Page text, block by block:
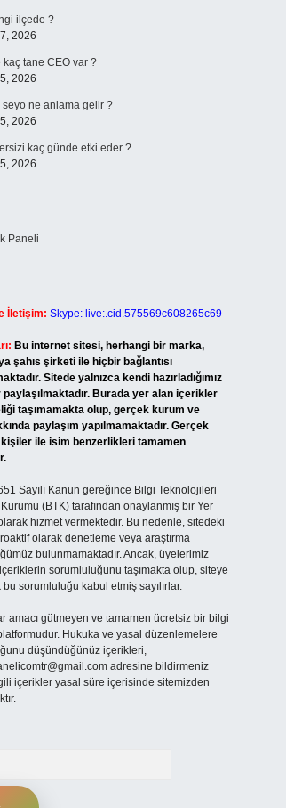
ilçede ?
2026
kaç tane CEO var ?
2026
seyo ne anlama gelir ?
2026
kaç günde etki eder ?
2026
İletişim: Skype: live:.cid.575569c608265c69
Bu internet sitesi, herhangi bir marka,
şahıs şirketi ile hiçbir bağlantısı
Sitede yalnızca kendi hazırladığımız
Burada yer alan içerikler
taşımamakta olup, gerçek kurum ve
paylaşım yapılmamaktadır. Gerçek
ile isim benzerlikleri tamamen
Sayılı Kanun gereğince Bilgi Teknolojileri
(BTK) tarafından onaylanmış bir Yer
hizmet vermektedir. Bu nedenle, sitedeki
olarak denetleme veya araştırma
bulunmamaktadır. Ancak, üyelerimiz
içeriklerin sorumluluğunu taşımakta olup, siteye
sorumluluğu kabul etmiş sayılırlar.
amacı gütmeyen ve tamamen ücretsiz bir bilgi
Hukuka ve yasal düzenlemelere
düşündüğünüz içerikleri,
adresine bildirmeniz
içerikler yasal süre içerisinde sitemizden